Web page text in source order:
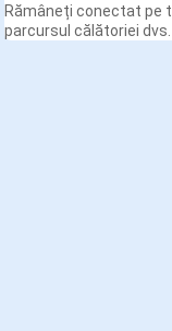
Rămâneți conectat pe
parcursul călătoriei dvs.